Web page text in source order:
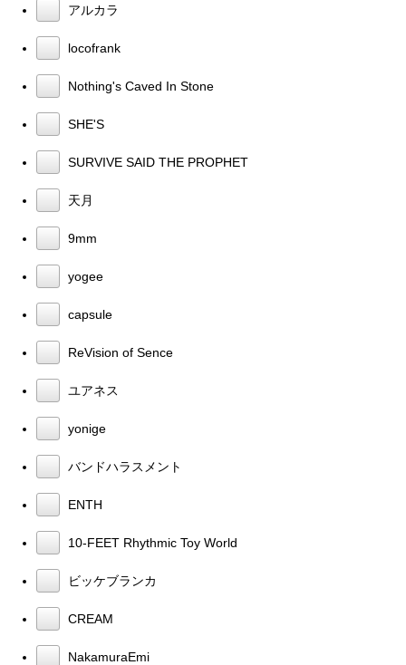
アルカラ
locofrank
Nothing's Caved In Stone
SHE'S
SURVIVE SAID THE PROPHET
天月
9mm
yogee
capsule
ReVision of Sence
ユアネス
yonige
バンドハラスメント
ENTH
10-FEET Rhythmic Toy World
ビッケブランカ
CREAM
NakamuraEmi